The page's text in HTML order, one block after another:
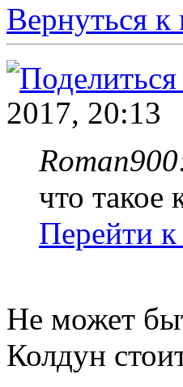
Вернуться к
2017, 20:13
что такое
Перейти
Не может
Колдун